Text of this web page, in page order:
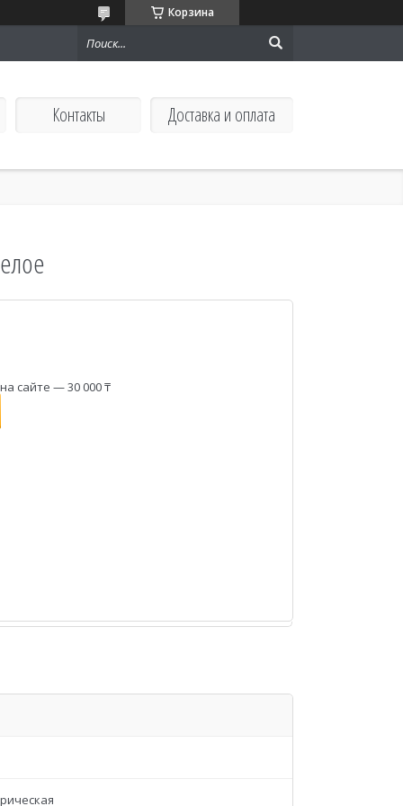
Корзина
Контакты Доставка и оплата
сайте — 30 000 ₸